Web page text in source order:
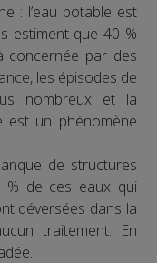
: l’eau potable est
estiment que 40 %
concernée par des
les épisodes de
nombreux et la
est un phénomène
de structures
% de ces eaux qui
déversées dans la
traitement. En